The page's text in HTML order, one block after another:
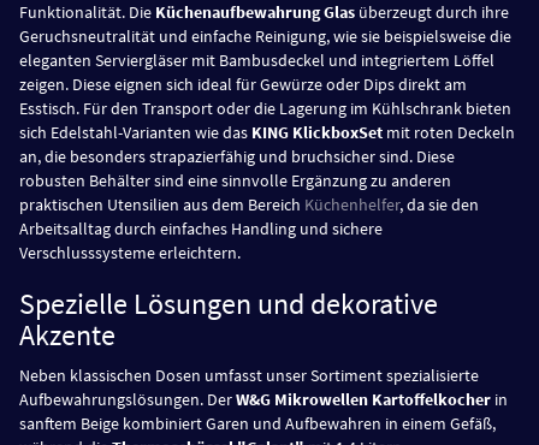
Funktionalität. Die Küchenaufbewahrung Glas überzeugt durch ihre
Geruchsneutralität und einfache Reinigung, wie sie beispielsweise die
eleganten Serviergläser mit Bambusdeckel und integriertem Löffel
zeigen. Diese eignen sich ideal für Gewürze oder Dips direkt am
Esstisch. Für den Transport oder die Lagerung im Kühlschrank bieten
sich Edelstahl-Varianten wie das KING KlickboxSet mit roten Deckeln
an, die besonders strapazierfähig und bruchsicher sind. Diese
robusten Behälter sind eine sinnvolle Ergänzung zu anderen
praktischen Utensilien aus dem Bereich Küchenhelfer, da sie den
Arbeitsalltag durch einfaches Handling und sichere
Verschlusssysteme erleichtern.
Spezielle Lösungen und dekorative
Akzente
Neben klassischen Dosen umfasst unser Sortiment spezialisierte
Aufbewahrungslösungen. DerW&G Mikrowellen Kartoffelkocher in
sanftem Beige kombiniert Garen und Aufbewahren in einem Gefäß,